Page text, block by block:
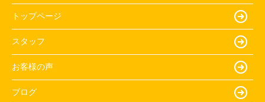
トップページ
スタッフ
お客様の声
ブログ